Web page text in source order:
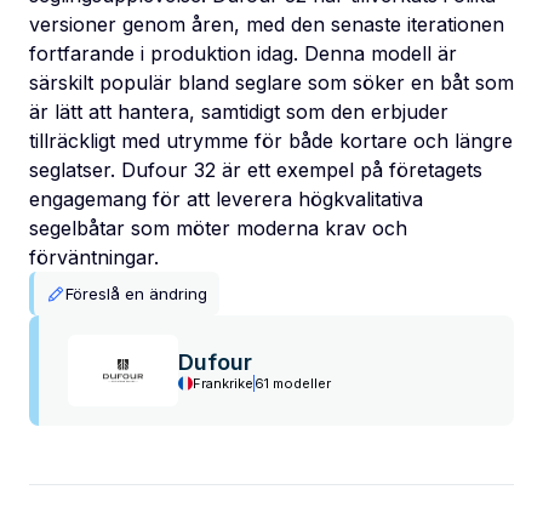
versioner genom åren, med den senaste iterationen
fortfarande i produktion idag. Denna modell är
särskilt populär bland seglare som söker en båt som
är lätt att hantera, samtidigt som den erbjuder
tillräckligt med utrymme för både kortare och längre
seglatser. Dufour 32 är ett exempel på företagets
engagemang för att leverera högkvalitativa
segelbåtar som möter moderna krav och
förväntningar.
Föreslå en ändring
Dufour
Frankrike 61 modeller